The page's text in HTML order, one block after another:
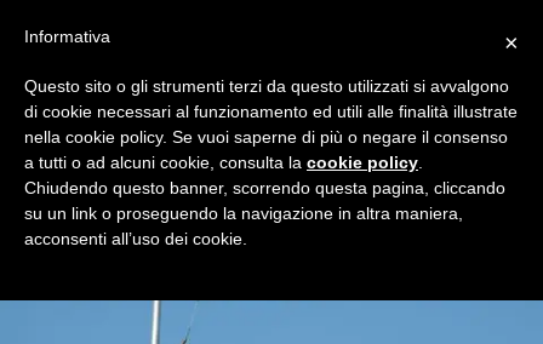
×
Informativa
Questo sito o gli strumenti terzi da questo utilizzati si avvalgono
di cookie necessari al funzionamento ed utili alle finalità illustrate
nella cookie policy. Se vuoi saperne di più o negare il consenso
a tutti o ad alcuni cookie, consulta la cookie policy
Chiudendo questo banner, scorrendo questa pagina, cliccando
su un link o proseguendo la navigazione in altra maniera,
acconsenti all’uso dei cookie.